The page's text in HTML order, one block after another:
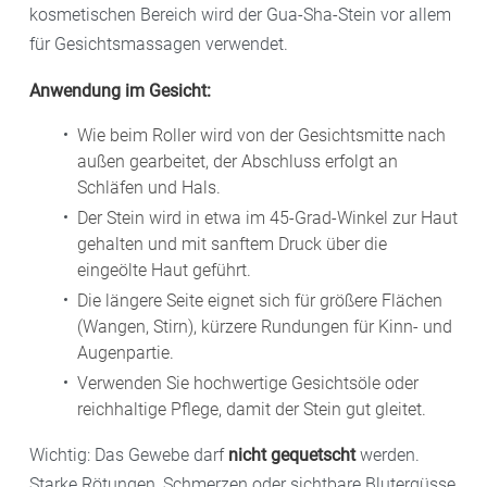
kosmetischen Bereich wird der Gua-Sha-Stein vor allem
für Gesichtsmassagen verwendet.
Anwendung im Gesicht:
Wie beim Roller wird von der Gesichtsmitte nach
außen gearbeitet, der Abschluss erfolgt an
Schläfen und Hals.
Der Stein wird in etwa im 45-Grad-Winkel zur Haut
gehalten und mit sanftem Druck über die
eingeölte Haut geführt.
Die längere Seite eignet sich für größere Flächen
(Wangen, Stirn), kürzere Rundungen für Kinn- und
Augenpartie.
Verwenden Sie hochwertige Gesichtsöle oder
reichhaltige Pflege, damit der Stein gut gleitet.
Wichtig: Das Gewebe darf nicht gequetschtwerden.